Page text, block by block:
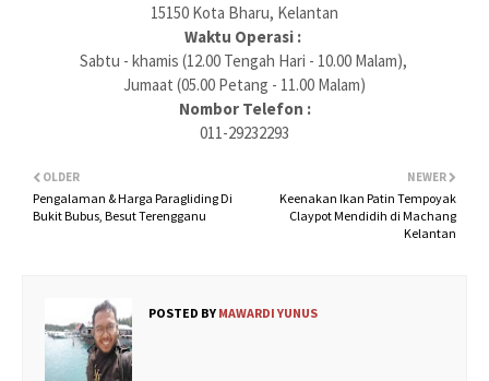
15150 Kota Bharu, Kelantan
Waktu Operasi :
Sabtu - khamis (12.00 Tengah Hari - 10.00 Malam),
Jumaat (05.00 Petang - 11.00 Malam)
Nombor Telefon :
011-29232293
NEWER
Keenakan Ikan Patin Tempoyak
Claypot Mendidih di Machang
Kelantan
OLDER
Pengalaman & Harga Paragliding Di
Bukit Bubus, Besut Terengganu
POSTED BY MAWARDI YUNUS